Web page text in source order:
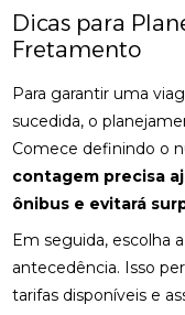
Dicas para
Fretamento
Para garantir uma
sucedida, o
Comece definindo o
contagem precisa
ônibus e evitará
Em seguida, escolha
antecedência. Isso
tarifas disponíveis e